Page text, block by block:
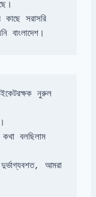
সরাসরি
বাংলাদেশ।
নুরুল
বলছিলাম
আমরা